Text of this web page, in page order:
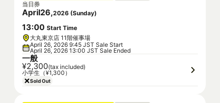
当日券
April26,2026 (Sunday)
13:00 Start Time
大丸東京店 11階催事場
April 26, 2026 9:45 JST Sale Start
April 26, 2026 13:00 JST Sale Ended
一般
¥2,300(tax included)
小学生（¥1,300）
Sold Out